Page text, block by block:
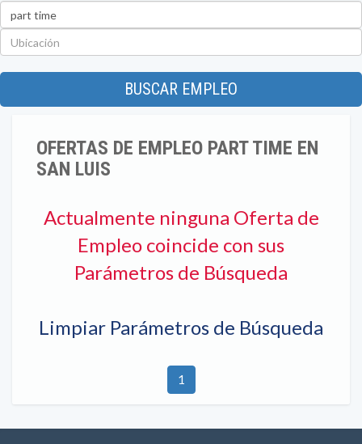
BUSCAR EMPLEO
OFERTAS DE EMPLEO PART TIME EN
SAN LUIS
Actualmente ninguna Oferta de
Empleo coincide con sus
Parámetros de Búsqueda
Limpiar Parámetros de Búsqueda
1